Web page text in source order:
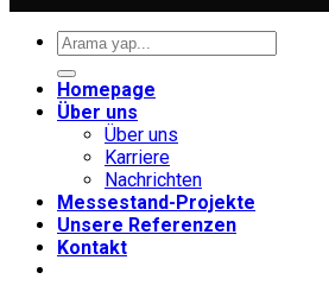
Suche
nach:
Homepage
Über uns
Über uns
Karriere
Nachrichten
Messestand-Projekte
Unsere Referenzen
Kontakt